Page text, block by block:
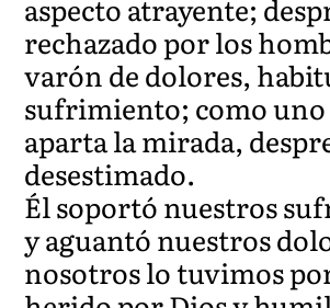
aspecto atrayente;
rechazado por los
varón de dolores,
sufrimiento; como uno
aparta la mirada,
desestimado.
Él soportó nuestros
y aguantó nuestros
nosotros lo tuvimos